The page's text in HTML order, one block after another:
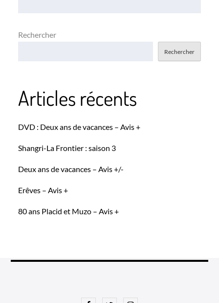
Rechercher
Rechercher
Articles récents
DVD : Deux ans de vacances – Avis +
Shangri-La Frontier : saison 3
Deux ans de vacances – Avis +/-
Erêves – Avis +
80 ans Placid et Muzo – Avis +